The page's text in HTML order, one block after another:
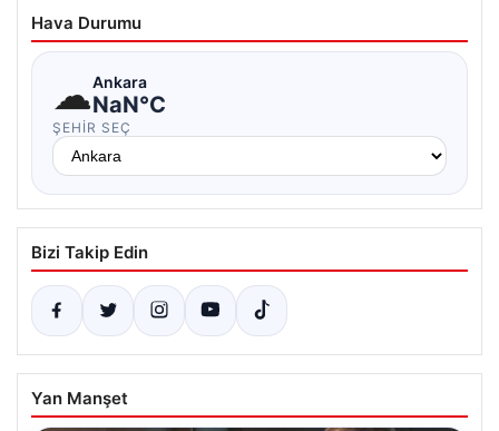
Hava Durumu
☁Ankara
NaN°C
ŞEHIR SEÇ
Bizi Takip Edin
Yan Manşet